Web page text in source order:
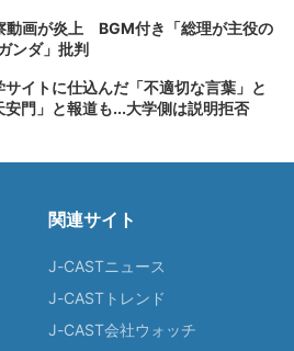
動画が炎上 BGM付き「総理が主役の
ンダ」批判
イトに仕込んだ「不適切な言葉」と
門」と報道も...大学側は説明拒否
関連サイト
J-CASTニュース
J-CASTトレンド
J-CAST会社ウォッチ